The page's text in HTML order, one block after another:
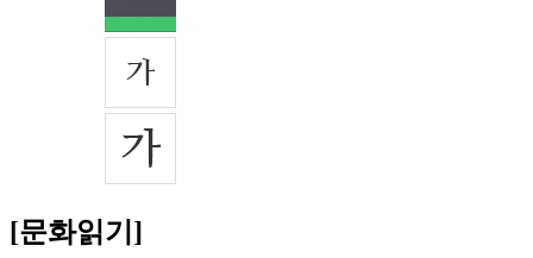
[문화읽기]